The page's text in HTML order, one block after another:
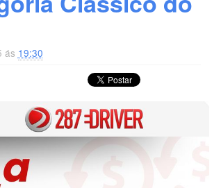
ás 19:30